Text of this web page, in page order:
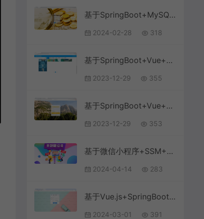
基于SpringBoot+MySQL+Vue的银行贷款系统(附论文)
2024-02-28 318
基于SpringBoot+Vue+MySQL前后端分离的信息技术知识竞赛系统(附论文)
2023-12-29 355
基于SpringBoot+Vue+MySQL前后端分离的周边旅游系统(附论文)
2023-12-29 353
基于微信小程序+SSM+MySQL的跑腿小程序(附论文)
2024-04-14 283
基于Vue.js+SpringBoot+MySQL的学生成绩教务系统(附文档),
2024-03-01 391